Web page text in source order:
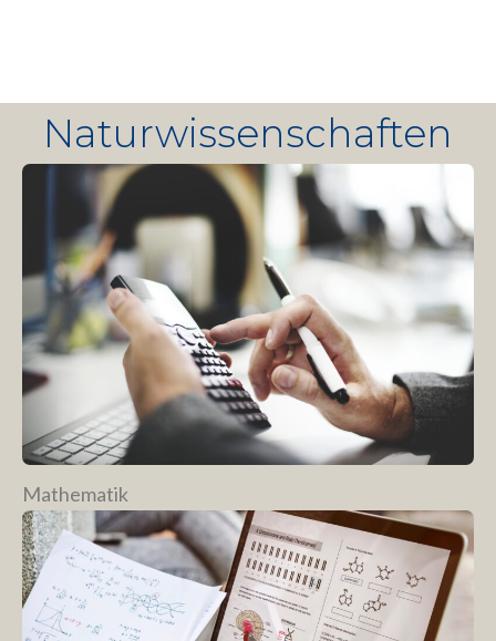
Naturwissenschaften
Mathematik